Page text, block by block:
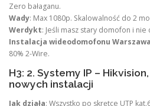
Zero bałaganu.
Wady: Max 1080p. Skalowalność do 2
Werdykt: Jeśli masz stary domofon i nie
Instalacja wideodomofonu Warszawa
80% 2-Wire.
H3: 2. Systemy IP –
nowych instalacji
Jak działa: Wszystko po skrętce UTP